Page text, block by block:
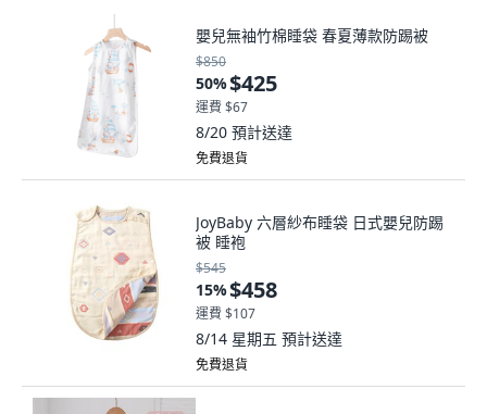
嬰兒無袖竹棉睡袋 春夏薄款防踢被
$850
50%$425
運費 $67
8/20 預計送達
免費退貨
JoyBaby 六層紗布睡袋 日式嬰兒防踢
被 睡袍
$545
15%$458
運費 $107
8/14 星期五 預計送達
免費退貨